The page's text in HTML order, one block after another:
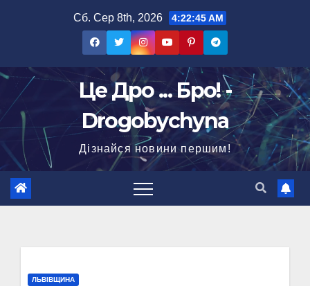
Сб. Сер 8th, 2026 4:22:46 AM
Це Дро ... Бро! -
Drogobychyna
Дізнайся новини першим!
ЛЬВІВЩИНА